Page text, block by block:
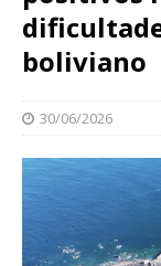
boliviano
30/06/2026